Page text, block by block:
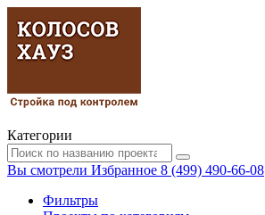
Категории
Вы смотрели Избранное 8 (499) 490-66-08
Фильтры